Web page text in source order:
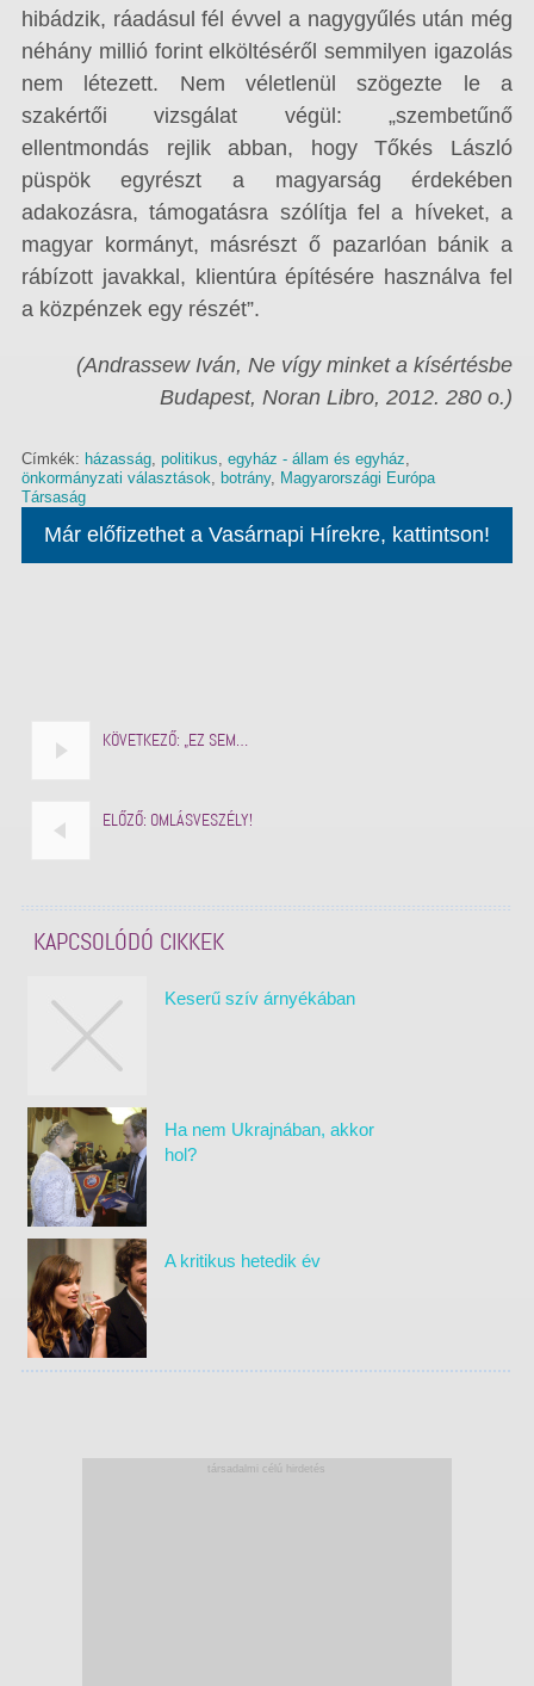
hibádzik, ráadásul fél évvel a nagygyűlés után még
néhány millió forint elköltéséről semmilyen igazolás
nem létezett. Nem véletlenül szögezte le a
szakértői vizsgálat végül: „szembetűnő
ellentmondás rejlik abban, hogy Tőkés László
püspök egyrészt a magyarság érdekében
adakozásra, támogatásra szólítja fel a híveket, a
magyar kormányt, másrészt ő pazarlóan bánik a
rábízott javakkal, klientúra építésére használva fel
a közpénzek egy részét”.
(Andrassew Iván, Ne vígy minket a kísértésbe
Budapest, Noran Libro, 2012. 280 o.)
Címkék: házasság, politikus, egyház - állam és egyház,
önkormányzati választások, botrány, Magyarországi Európa
Társaság
Már előfizethet a Vasárnapi Hírekre, kattintson!
KÖVETKEZŐ: „EZ SEM…
ELŐZŐ: OMLÁSVESZÉLY!
KAPCSOLÓDÓ CIKKEK
Keserű szív árnyékában
Ha nem Ukrajnában, akkor
hol?
A kritikus hetedik év
társadalmi célú hirdetés